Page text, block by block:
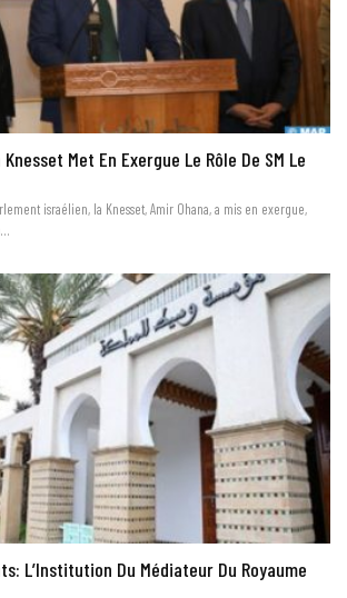
Met En Exergue Le Rôle De SM Le
israélien, la Knesset, Amir Ohana, a mis en exergue,
L’Institution Du Médiateur Du Royaume